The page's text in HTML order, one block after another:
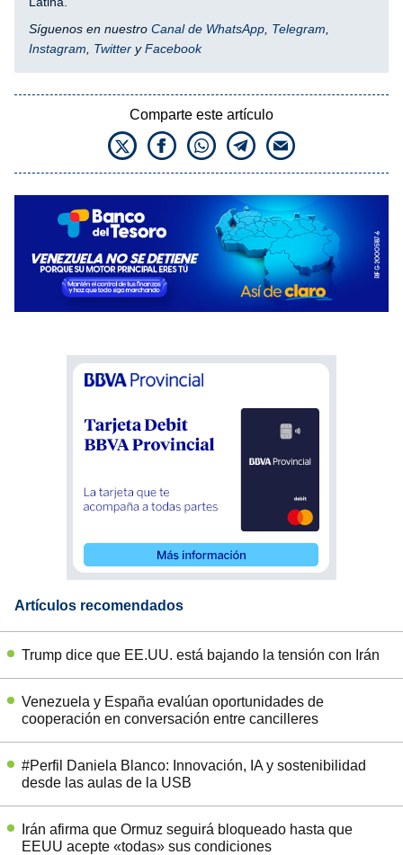
Síguenos en nuestro Canal de WhatsApp Telegram
Instagram
Twitter yFacebook
Comparte este artículo
Artículos recomendados
Trump dice que EE.UU. está bajando la tensión con Irán
Venezuela y España evalúan oportunidades de
cooperación en conversación entre cancilleres
#Perfil Daniela Blanco: Innovación, IA y sostenibilidad
desde las aulas de la USB
Irán afirma que Ormuz seguirá bloqueado hasta que
EEUU acepte «todas» sus condiciones